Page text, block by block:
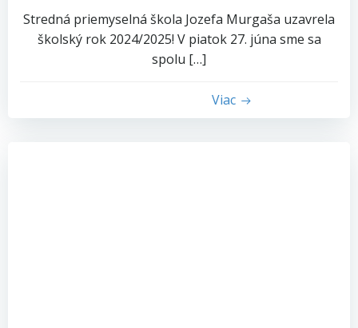
Stredná priemyselná škola Jozefa Murgaša uzavrela
školský rok 2024/2025! V piatok 27. júna sme sa
spolu […]
Viac